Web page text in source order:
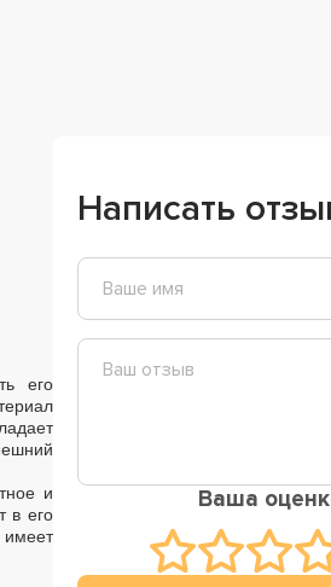
его
и
в его
имеет
Написать
Ваша